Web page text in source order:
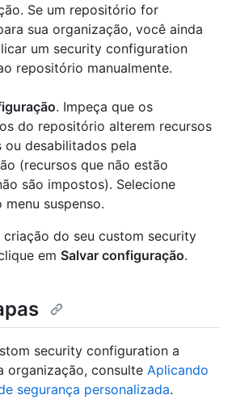
Se um repositório for
sua organização, você ainda
um security configuration
repositório manualmente.
. Impeça que os
do repositório alterem recursos
ou desabilitados pela
(recursos que não estão
são impostos). Selecione
menu suspenso.
criação do seu custom security
em Salvar configuração.
security configuration a
organização, consulte Aplicando
segurança personalizada.